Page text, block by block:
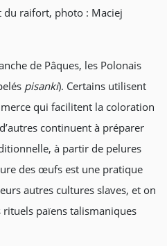
du raifort, photo : Maciej
de Pâques, les Polonais
pisanki). Certains utilisent
qui facilitent la coloration
continuent à préparer
à partir de pelures
des œufs est une pratique
autres cultures slaves, et on
rituels païens talismaniques